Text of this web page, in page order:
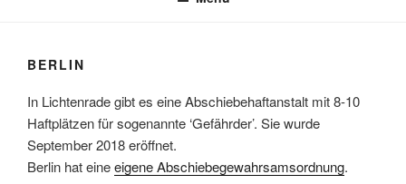
BERLIN
In Lichtenrade gibt es eine Abschiebehaftanstalt mit 8-10
Haftplätzen für sogenannte ‘Gefährder’. Sie wurde
September 2018 eröffnet.
Berlin hat eineeigene Abschiebegewahrsamsordnung.